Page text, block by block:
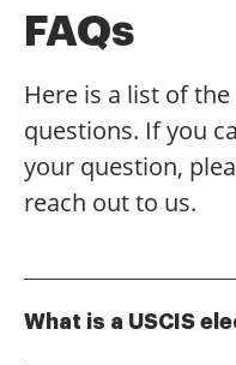
FAQs
Here is a list of
questions. If you
your question,
reach out to us.
What is a USCIS